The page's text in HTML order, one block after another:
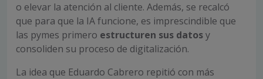
o elevar la atención al cliente. Además, se recalcó
que para que la IA funcione, es imprescindible que
las pymes primero estructuren sus datosy
consoliden su proceso de digitalización.
La idea que Eduardo Cabrero repitió con más